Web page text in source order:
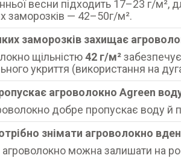
весни підходить 17–23 г/м²,
заморозків — 42–50г/м².
заморозків захищає
щільністю42 г/м²
укриття (використання на
агроволокно Agreen
добре пропускає воду й
знімати агроволокно
агроволокно можна залишати на